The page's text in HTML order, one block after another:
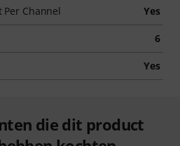
Channel Yes
6
Yes
die dit product